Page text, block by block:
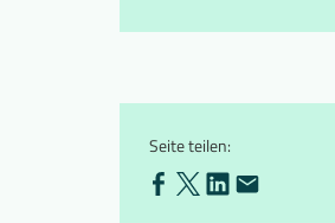
Seite teilen: